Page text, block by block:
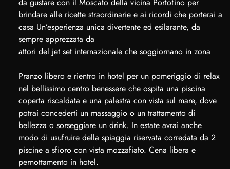
brindare alle ricette straordinarie e ai ricordi che porterai a
casa Un’esperienza unica divertente ed esilarante, da
sempre apprezzata da
attori del jet set internazionale che soggiornano in zona
Pranzo libero e rientro in hotel per un pomeriggio di relax
nel bellissimo centro benessere che ospita una piscina
coperta riscaldata e una palestra con vista sul mare, dove
potrai concederti un massaggio o un trattamento di
bellezza o sorseggiare un drink. In estate avrai anche
modo di usufruire della spiaggia riservata corredata da 2
piscine a sfioro con vista mozzafiato. Cena libera e
pernottamento in hotel.